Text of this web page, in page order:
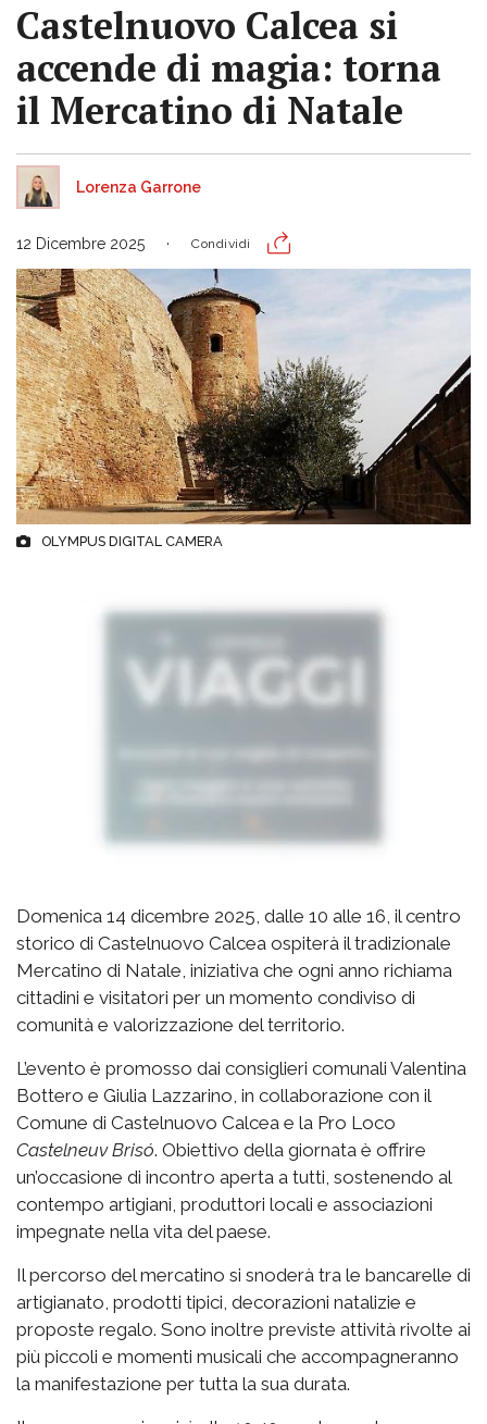
Castelnuovo Calcea si
accende di magia: torna
il Mercatino di Natale
Lorenza Garrone
12 Dicembre 2025 Condividi
OLYMPUS DIGITAL CAMERA
Domenica 14 dicembre 2025, dalle 10 alle 16, il centro
storico di Castelnuovo Calcea ospiterà il tradizionale
Mercatino di Natale, iniziativa che ogni anno richiama
cittadini e visitatori per un momento condiviso di
comunità e valorizzazione del territorio.
L’evento è promosso dai consiglieri comunali Valentina
Bottero e Giulia Lazzarino, in collaborazione con il
Comune di Castelnuovo Calcea e la Pro Loco
Castelneuv Brisó. Obiettivo della giornata è offrire
un’occasione di incontro aperta a tutti, sostenendo al
contempo artigiani, produttori locali e associazioni
impegnate nella vita del paese.
Il percorso del mercatino si snoderà tra le bancarelle di
artigianato, prodotti tipici, decorazioni natalizie e
proposte regalo. Sono inoltre previste attività rivolte ai
più piccoli e momenti musicali che accompagneranno
la manifestazione per tutta la sua durata.